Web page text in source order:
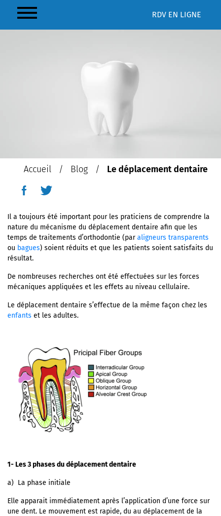
RDV EN LIGNE
Accueil / Blog / Le déplacement dentaire
Il a toujours été important pour les praticiens de comprendre la
nature du mécanisme du déplacement dentaire afin que les
temps de traitements d’orthodontie (paraligneurs transparents
ou bagues) soient réduits et que les patients soient satisfaits du
résultat.
De nombreuses recherches ont été effectuées sur les forces
mécaniques appliquées et les effets au niveau cellulaire.
Le déplacement dentaire s’effectue de la même façon chez les
enfants et les adultes.
1- Les 3 phases du déplacement dentaire
a) La phase initiale
Elle apparait immédiatement après l’application d’une force sur
une dent. Le mouvement est rapide, du au déplacement de la